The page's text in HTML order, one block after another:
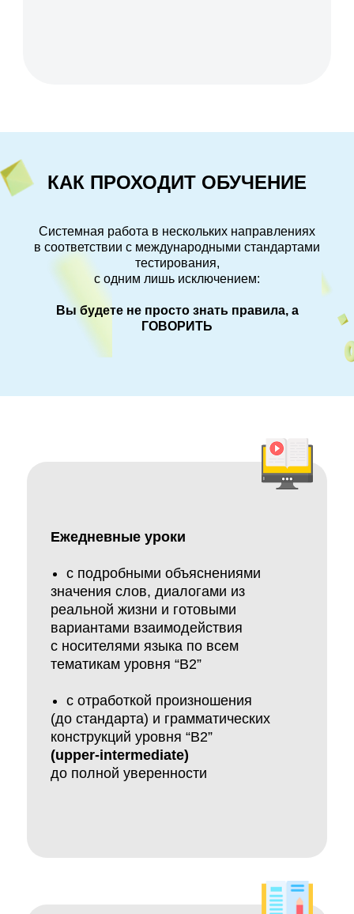
Системная работа в нескольких направлениях
в соответствии с международными стандартами
тестирования,
с одним лишь исключением:
Вы будете не просто знать правила, а
ГОВОРИТЬ
КАК ПРОХОДИТ ОБУЧЕНИЕ
Ежедневные уроки
с подробными объяснениями
значения слов, диалогами из
реальной жизни и готовыми
вариантами взаимодействия
с носителями языка по всем
тематикам уровня “B2”
с отработкой произношения
(до стандарта) и грамматических
конструкций уровня “B2”
(upper-intermediate)
до полной уверенности